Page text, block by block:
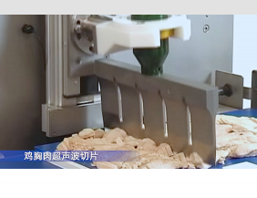
Skip
content